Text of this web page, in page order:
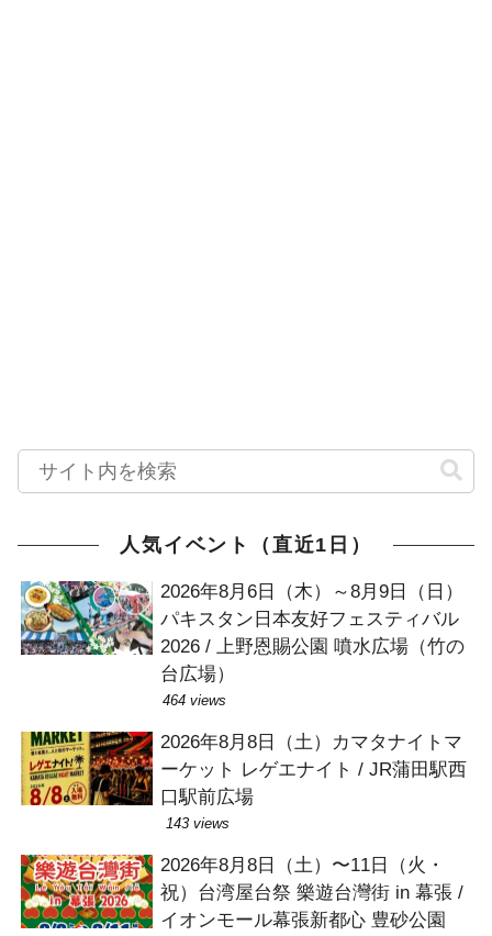
人気イベント（直近1日）
2026年8月6日（木）～8月9日（日）
パキスタン日本友好フェスティバル
2026 / 上野恩賜公園 噴水広場（竹の
台広場）
464 views
2026年8月8日（土）カマタナイトマ
ーケット レゲエナイト / JR蒲田駅西
口駅前広場
143 views
2026年8月8日（土）〜11日（火・
祝）台湾屋台祭 樂遊台灣街 in 幕張 /
イオンモール幕張新都心 豊砂公園